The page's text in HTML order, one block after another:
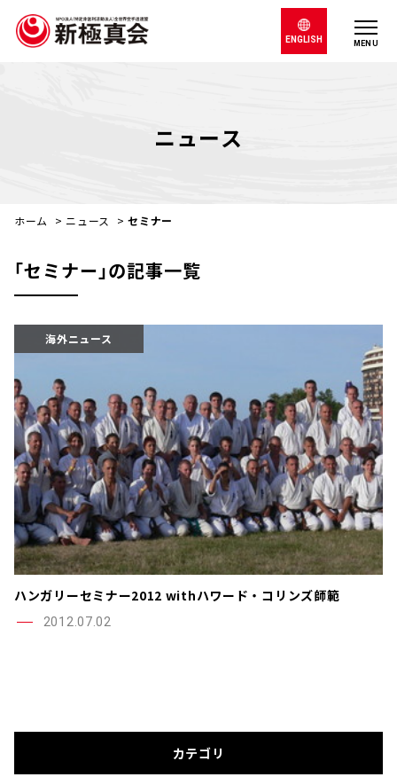
MENU
ENGLISH
ニュース
ホーム > ニュース >セミナー
｢セミナー｣の記事一覧
海外ニュース
ハンガリーセミナー2012 withハワード・コリンズ師範
2012.07.02
カテゴリ